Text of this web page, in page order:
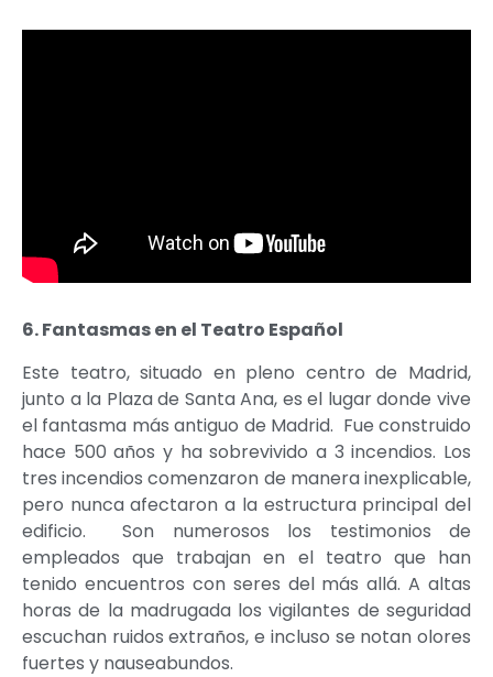
6. Fantasmas en el Teatro Español
Este teatro, situado en pleno centro de Madrid,
junto a la Plaza de Santa Ana, es el lugar donde vive
el fantasma más antiguo de Madrid. Fue construido
hace 500 años y ha sobrevivido a 3 incendios. Los
tres incendios comenzaron de manera inexplicable,
pero nunca afectaron a la estructura principal del
edificio. Son numerosos los testimonios de
empleados que trabajan en el teatro que han
tenido encuentros con seres del más allá. A altas
horas de la madrugada los vigilantes de seguridad
escuchan ruidos extraños, e incluso se notan olores
fuertes y nauseabundos.